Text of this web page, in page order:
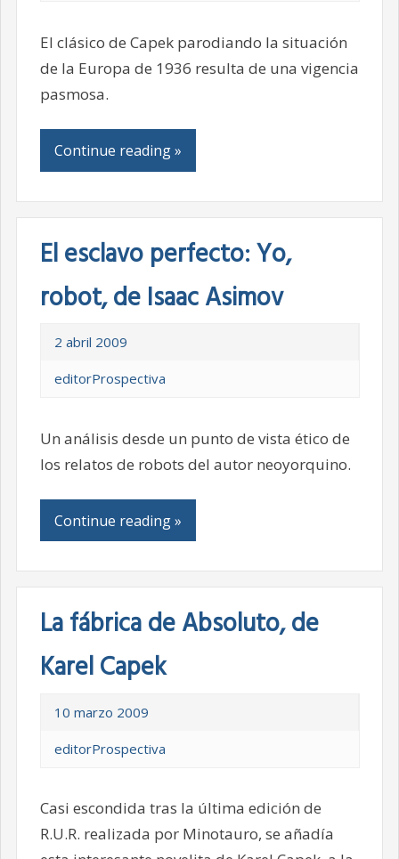
El clásico de Capek parodiando la situación
de la Europa de 1936 resulta de una vigencia
pasmosa.
Continue reading »
El esclavo perfecto: Yo,
robot, de Isaac Asimov
2 abril 2009
editorProspectiva
Un análisis desde un punto de vista ético de
los relatos de robots del autor neoyorquino.
Continue reading »
La fábrica de Absoluto, de
Karel Capek
10 marzo 2009
editorProspectiva
Casi escondida tras la última edición de
R.U.R. realizada por Minotauro, se añadía